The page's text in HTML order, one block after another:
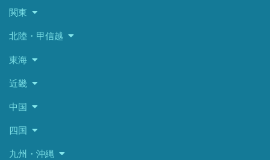
関東
北陸・甲信越
東海
近畿
中国
四国
九州・沖縄